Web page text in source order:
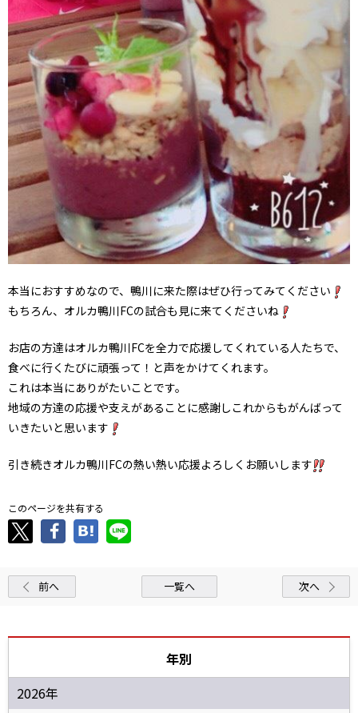
本当におすすめなので、鴨川に来た際はぜひ行ってみてください
もちろん、オルカ鴨川FCの試合も見に来てくださいね
お店の方達はオルカ鴨川FCを全力で応援してくれている人たちで、
食べに行くたびに頑張って！と声をかけてくれます。
これは本当にありがたいことです。
地域の方達の応援や支えがあることに感謝しこれからもがんばって
いきたいと思います
引き続きオルカ鴨川FCの熱い熱い応援よろしくお願いします
このページを共有する
前へ 一覧へ 次へ
年別
2026年